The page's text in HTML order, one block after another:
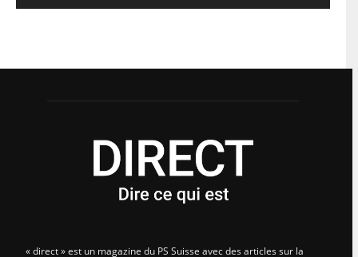
« direct » est un magazine du PS Suisse avec des articles sur la